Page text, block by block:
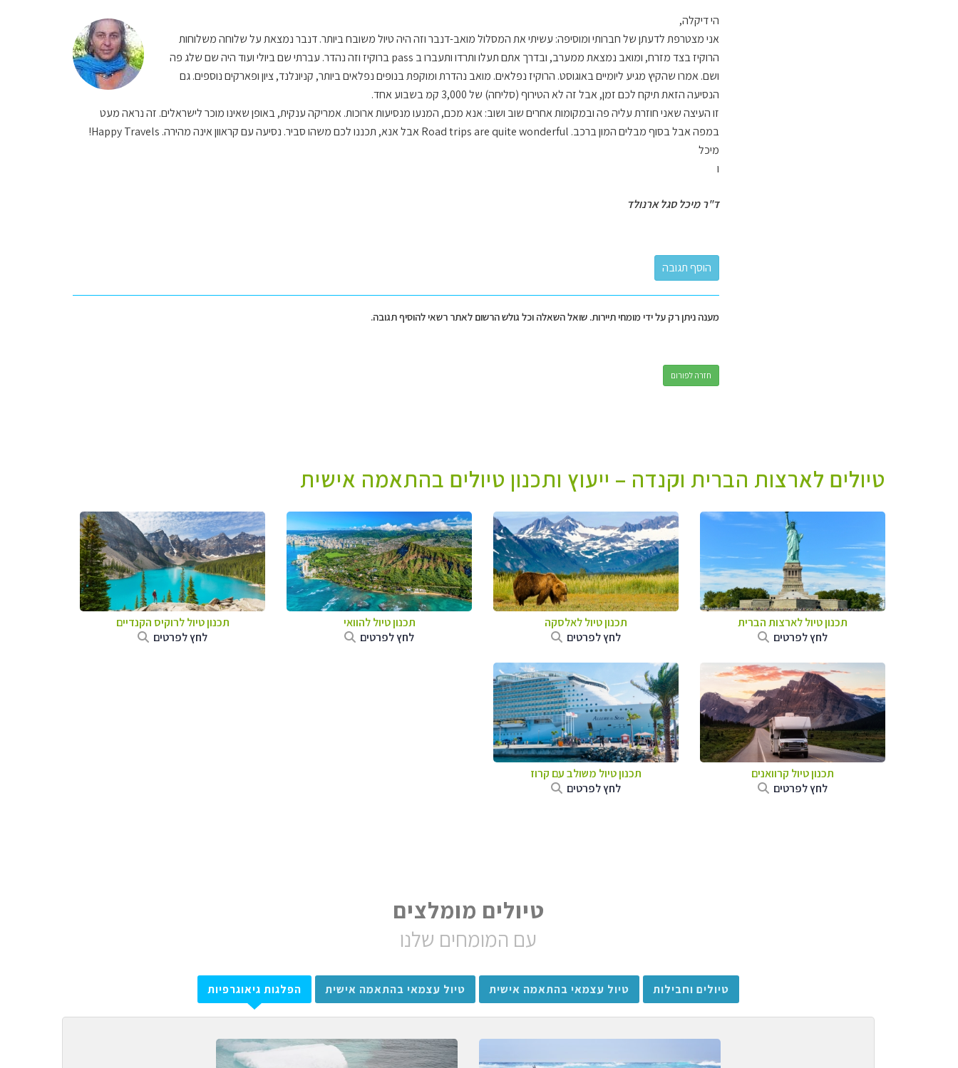
הי דיקלה,
אני מצטרפת לדעתן של חברותי ומוסיפה: עשיתי את המסלול מואב-דנבר וזה היה טיול משובח ביותר. דנבר נמצאת על שלוחה משלוחות
הרוקיז בצד מזרח, ומואב נמצאת ממערב, ובדרך אתם תעלו ותרדו ותעברו ב pass ברוקיז וזה נהדר. עברתי שם ביולי ועוד היה שם שלג פה
ושם. אמרו שהקיץ מגיע ליומיים באוגוסט. הרוקיז נפלאים. מואב נהדרת ומוקפת בנופים נפלאים ביותר, קניונלנד, ציון ופארקים נוספים. גם
הנסיעה הזאת תיקח לכם זמן, אבל זה לא הטירוף (סליחה) של 3,000 קמ בשבוע אחד.
זו העיצה שאני חוזרת עליה פה ובמקומות אחרים שוב ושוב: אנא מכם, המנעו מנסיעות ארוכות. אמריקה ענקית, באופן שאינו מוכר לישראלים. זה נראה מעט
במפה אבל בסוף מבלים המון ברכב. Road trips are quite wonderful אבל אנא, תכננו לכם משהו סביר. נסיעה עם קראוון אינה מהירה. Happy Travels!
מיכל
ו
ד"ר מיכל סגל ארנולד
מענה ניתן רק על ידי מומחי תיירות. שואל השאלה וכל גולש הרשום לאתר רשאי להוסיף תגובה.
חזרה לפורום
טיולים לארצות הברית וקנדה – ייעוץ ותכנון טיולים בהתאמה אישית
תכנון טיול לארצות הברית
לחץ לפרטים
תכנון טיול לאלסקה
לחץ לפרטים
תכנון טיול להוואי
לחץ לפרטים
תכנון טיול לרוקיס הקנדיים
לחץ לפרטים
תכנון טיול קרוואנים
לחץ לפרטים
תכנון טיול משולב עם קרוז
לחץ לפרטים
טיולים מומלצים
עם המומחים שלנו
טיולים וחבילות טיול עצמאי בהתאמה אישית טיול עצמאי בהתאמה אישית הפלגות גיאוגרפיות